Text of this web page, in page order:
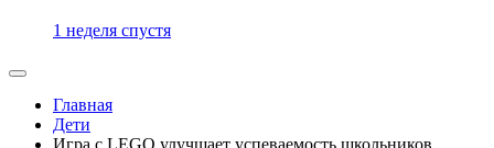
1 неделя спустя
Главная
Дети
Игра с LEGO улучшает успеваемость школьников